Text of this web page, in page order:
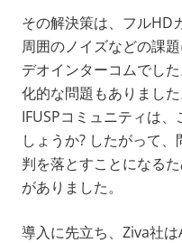
その解決策は、フルHD
周囲のノイズなどの課
デオインターコムでし
化的な問題もありまし
IFUSPコミュニティは
しょうか? したがって
判を落とすことになる
がありました。
導入に先立ち、Ziva社